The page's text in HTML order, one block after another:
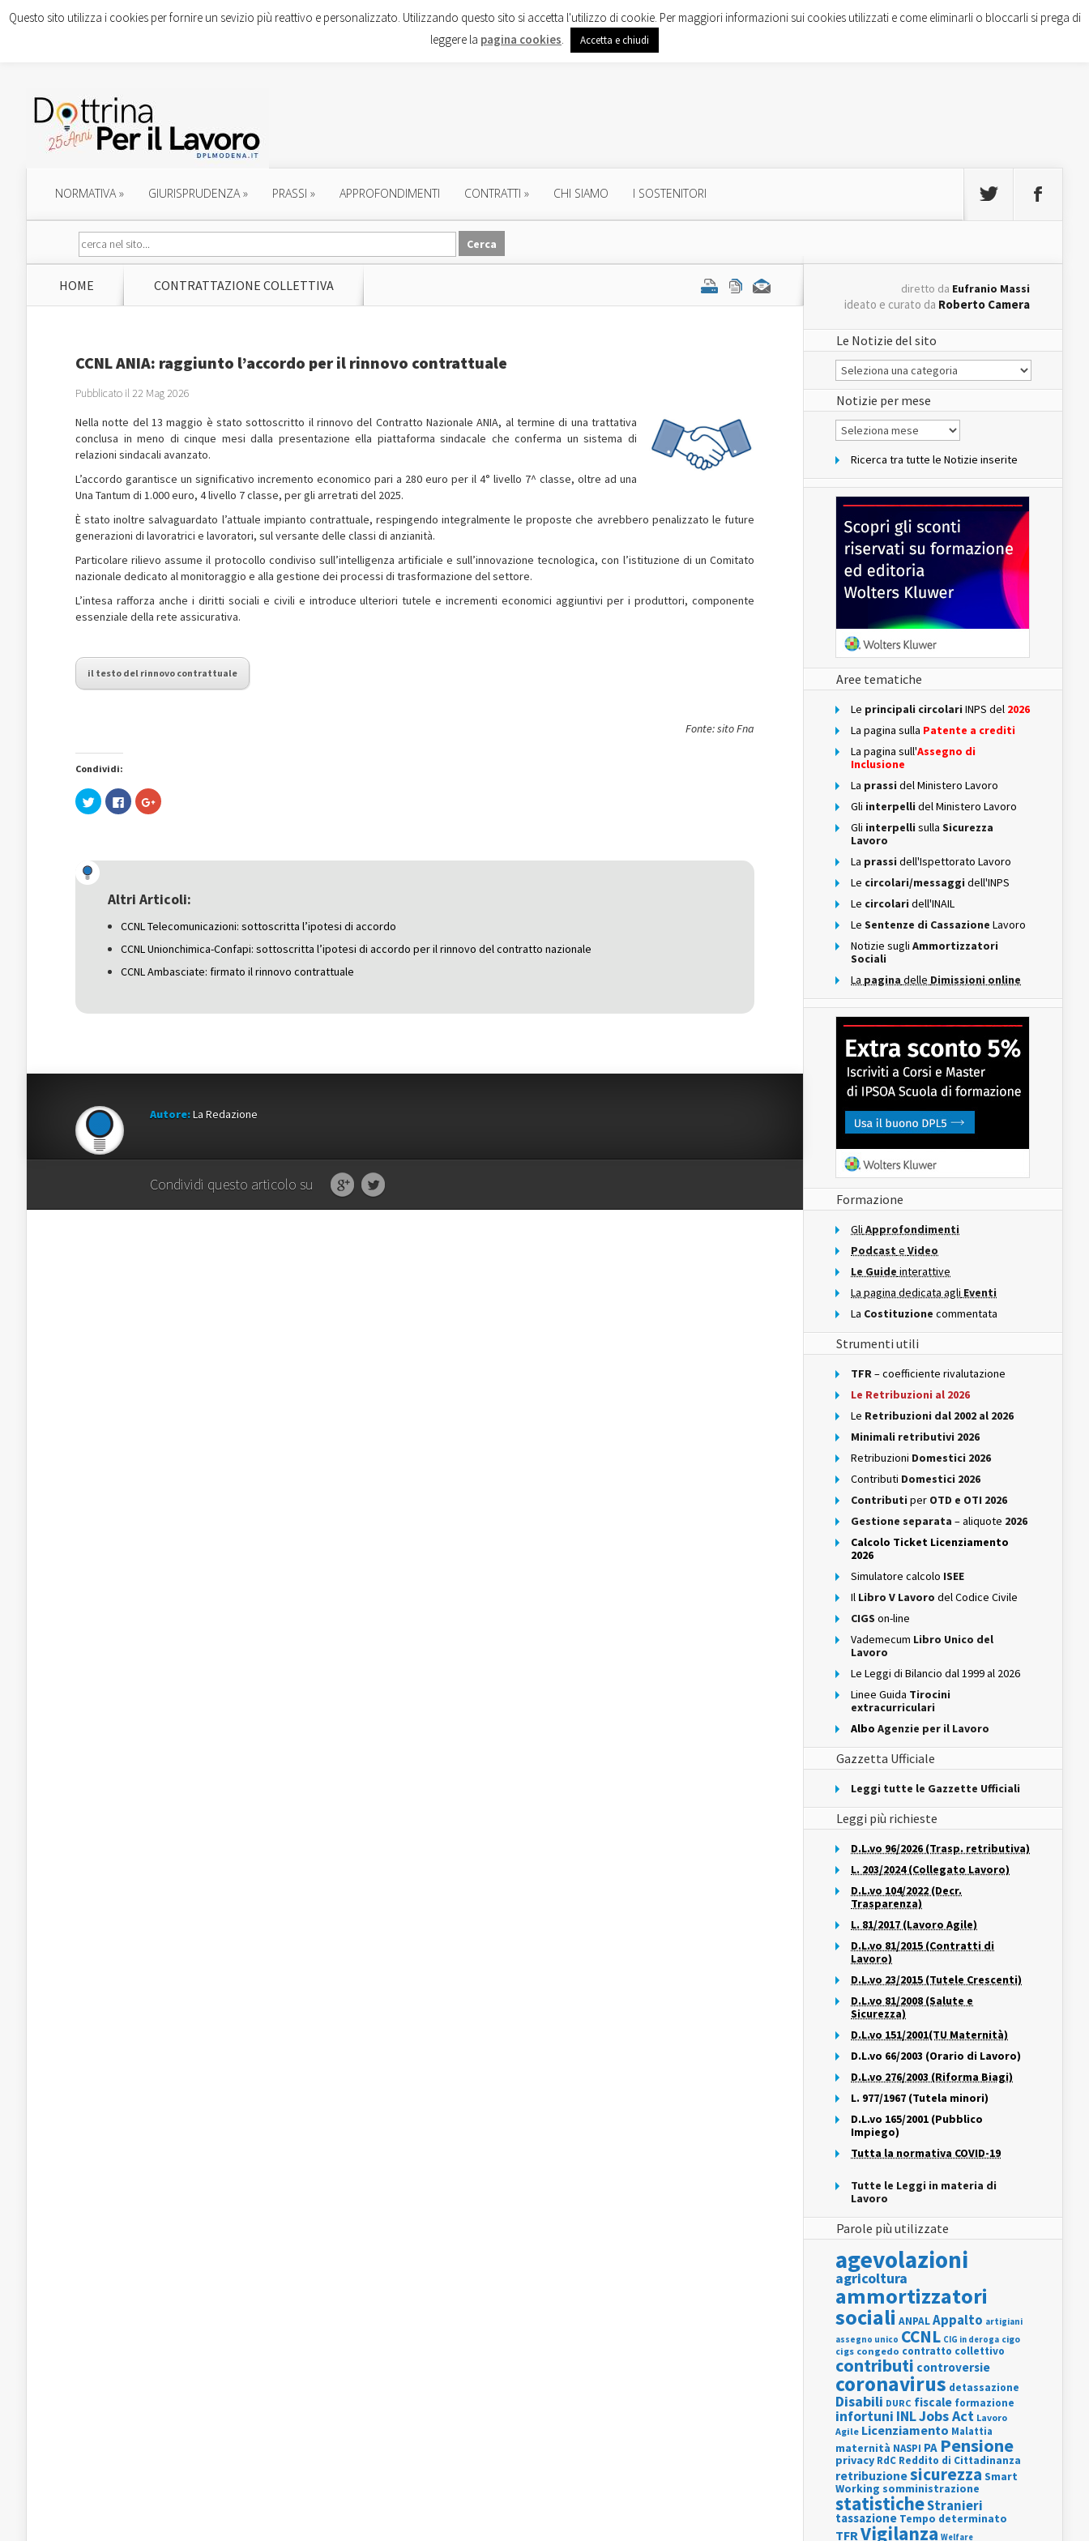
NORMATIVA» GIURISPRUDENZA» PRASSI » APPROFONDIMENTI CONTRATTI » CHI SIAMO I SOSTENITORI
HOME CONTRATTAZIONE COLLETTIVA
CCNL ANIA: raggiunto l’accordo per il rinnovo contrattuale
Pubblicato il 22 Mag 2026
Nella notte del 13 maggio è stato sottoscritto il rinnovo del Contratto Nazionale ANIA, al termine di una trattativa
conclusa in meno di cinque mesi dalla presentazione ella piattaforma sindacale che conferma un sistema di
relazioni sindacali avanzato.
L’accordo garantisce un significativo incremento economico pari a 280 euro per il 4° livello 7^ classe, oltre ad una
Una Tantum di 1.000 euro, 4 livello 7 classe, per gli arretrati del 2025.
È stato inoltre salvaguardato l’attuale impianto contrattuale, respingendo integralmente le proposte che avrebbero penalizzato le future
generazioni di lavoratrici e lavoratori, sul versante delle classi di anzianità.
Particolare rilievo assume il protocollo condiviso sull’intelligenza artificiale e sull’innovazione tecnologica, con l’istituzione di un Comitato
nazionale dedicato al monitoraggio e alla gestione dei processi di trasformazione del settore.
L’intesa rafforza anche i diritti sociali e civili e introduce ulteriori tutele e incrementi economici aggiuntivi per i produttori, componente
essenziale della rete assicurativa.
il testo del rinnovo contrattuale
Fonte: sito Fna
Condividi:
Fai
clic
(Si
apre
una
nuova
Fai
clic
nuova
finestra)
Fai
clic
una
nuova
Altri Articoli:
CCNL Telecomunicazioni: sottoscritta l’ipotesi di accordo
CCNL Unionchimica-Confapi: sottoscritta l’ipotesi di accordo per il rinnovo del contratto nazionale
CCNL Ambasciate: firmato il rinnovo contrattuale
Autore:La Redazione
Condividi questo articolo su
diretto da Eufranio Massi
ideato e curato da Roberto Camera
Le Notizie del sito
Le
Notizie
del
sito
Notizie per mese
Notizie
per
Ricerca tra tutte le Notizie inserite
Aree tematiche
Le principali circolari INPS del 2026
La pagina sulla Patente a crediti
La pagina sull'Assegno di
Inclusione
La prassi del Ministero Lavoro
Gli interpelli del Ministero Lavoro
Gli interpelli sulla Sicurezza
Lavoro
La prassi dell'Ispettorato Lavoro
Le circolari/messaggi dell'INPS
Le circolari dell'INAIL
Le Sentenze di Cassazione Lavoro
Notizie sugli Ammortizzatori
Sociali
La pagina delle Dimissioni online
Formazione
Gli Approfondimenti
Podcast e Video
Le Guide interattive
La pagina dedicata agli Eventi
La Costituzione commentata
Strumenti utili
TFR– coefficiente rivalutazione
Le Retribuzioni al 2026
Le Retribuzioni dal 2002 al 2026
Minimali retributivi 2026
Retribuzioni Domestici 2026
Contributi Domestici 2026
Contributi per OTD e OTI 2026
Gestione separata – aliquote 2026
Calcolo Ticket Licenziamento
2026
Simulatore calcolo ISEE
Il Libro V Lavoro del Codice Civile
CIGS on-line
Vademecum Libro Unico del
Lavoro
Le Leggi di Bilancio dal 1999 al 2026
Linee Guida Tirocini
extracurriculari
Albo Agenzie per il Lavoro
Gazzetta Ufficiale
Leggi tutte le Gazzette Ufficiali
Leggi più richieste
D.L.vo 96/2026 (Trasp. retributiva)
L. 203/2024 (Collegato Lavoro)
D.L.vo 104/2022 (Decr.
Trasparenza)
L. 81/2017 (Lavoro Agile)
D.L.vo 81/2015 (Contratti di
Lavoro)
D.L.vo 23/2015 (Tutele Crescenti)
D.L.vo 81/2008 (Salute e
Sicurezza)
D.L.vo 151/2001(TU Maternità)
D.L.vo 66/2003 (Orario di Lavoro)
D.L.vo 276/2003 (Riforma Biagi)
L. 977/1967 (Tutela minori)
D.L.vo 165/2001 (Pubblico
Impiego)
Tutta la normativa COVID-19
Tutte le Leggi in materia di
Lavoro
Parole più utilizzate
agevolazioni
agricoltura
ammortizzatori
sociali ANPALAppalto artigiani
assegno unico CCNL CIG in deroga cigo
cigs congedo contratto collettivo
contributi controversie
coronavirus detassazione
Disabili DURC fiscale formazione
infortuni INLJobs Act Lavoro
Agile Licenziamento Malattia
maternità NASPI PA Pensione
privacy RdC Reddito di Cittadinanza
retribuzionesicurezza Smart
Working somministrazione
statisticheStranieri
tassazione Tempo determinato
TFRVigilanza Welfare
Questo sito utilizza i cookies per fornire un sevizio più reattivo e personalizzato. Utilizzando questo sito si accetta l'utilizzo di cookie. Per maggiori informazioni sui cookies utilizzati e come eliminarli o bloccarli si prega di
leggere la pagina cookies. Accetta e chiudi